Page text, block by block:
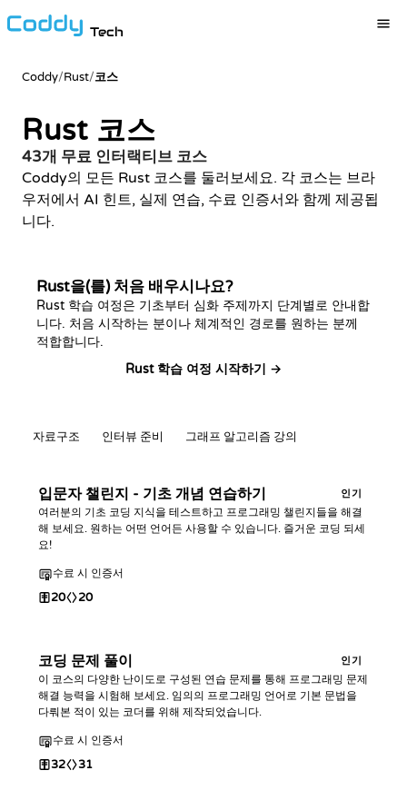
Tech
Coddy/Rust/코스
Rust 코스
43개 무료 인터랙티브 코스
Coddy의 모든 Rust 코스를 둘러보세요. 각 코스는 브라
우저에서 AI 힌트, 실제 연습, 수료 인증서와 함께 제공됩
니다.
Rust을(를) 처음 배우시나요?
Rust 학습 여정은 기초부터 심화 주제까지 단계별로 안내합
니다. 처음 시작하는 분이나 체계적인 경로를 원하는 분께
적합합니다.
Rust 학습 여정 시작하기 →
자료구조 인터뷰 준비 그래프 알고리즘 강의
입문자 챌린지 - 기초 개념 연습하기 인기
여러분의 기초 코딩 지식을 테스트하고 프로그래밍 챌린지들을 해결
해 보세요. 원하는 어떤 언어든 사용할 수 있습니다. 즐거운 코딩 되세
요!
수료 시 인증서
20 20
코딩 문제 풀이 인기
이 코스의 다양한 난이도로 구성된 연습 문제를 통해 프로그래밍 문제
해결 능력을 시험해 보세요. 임의의 프로그래밍 언어로 기본 문법을
다뤄본 적이 있는 코더를 위해 제작되었습니다.
수료 시 인증서
32 31